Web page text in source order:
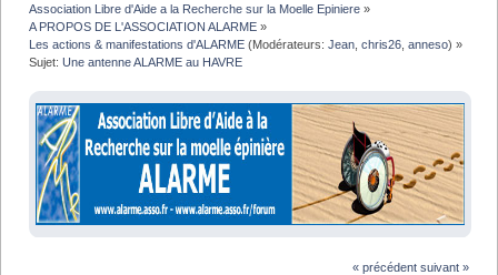
Association Libre d'Aide a la Recherche sur la Moelle Epiniere »
A PROPOS DE L'ASSOCIATION ALARME »
Les actions & manifestations d'ALARME (Modérateurs:Jean ,chris26 ,anneso) »
Sujet:Une antenne ALARME au HAVRE
« précédent suivant »